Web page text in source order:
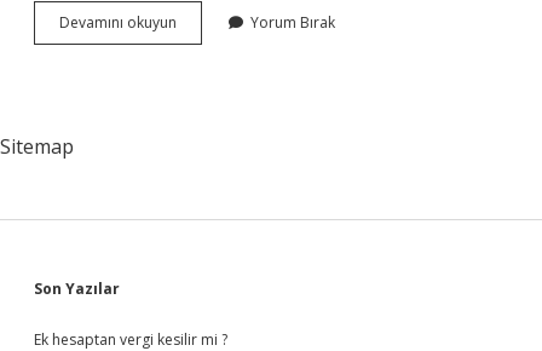
Devamını okuyun Elektron
Veren
Yorum Bırak
Sitemap
Sidebar
Son Yazılar
Ek hesaptan vergi kesilir mi ?